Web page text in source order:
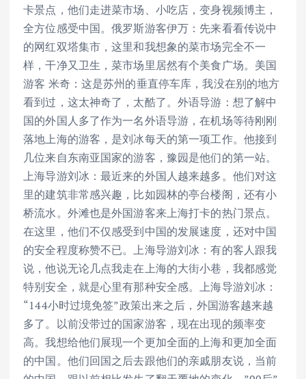
卡景点，他们走进菜市场、小吃店，变身视频博主，
全方位感受中国。俄罗斯游客伊万：先来看看传说中
的网红双塔集市，这里和我想象的菜市场完全不一
样，干净又卫生，菜市场里居然有个美食广场。美国
游客 米奇：这是苏州的垂直停车库，我没在别的地方
看到过，这太神奇了，太酷了。外语导游：想了解中
国的外国人多了作为一名外语导游，在机场等待刚刚
落地上海的游客，是刘冰每天的第一项工作。他接到
几位来自东南亚国家的游客，豫园是他们的第一站。
上海导游刘冰：最近来的外国人越来越多。他们对这
里的建筑非常感兴趣，比如园林的亭台楼阁，还有小
桥流水。外滩也是外国游客来上海打卡的热门景点。
在这里，他们不仅感受到中国的发展速度，还对中国
的安全程度称赞不已。上海导游刘冰：有的客人跟我
说，他说无论几点我走在上海的大街小巷，我都感觉
特别安全，就是心里有那种安全感。上海导游刘冰：
“144小时过境免签”政策出来之后，外国游客越来越
多了。以前没带过的国家游客，现在出现的频率变
高。我想给他们展现一个更加全面的上海和更加全面
的中国。他们回国之后去跟他们的亲戚朋友说，当前